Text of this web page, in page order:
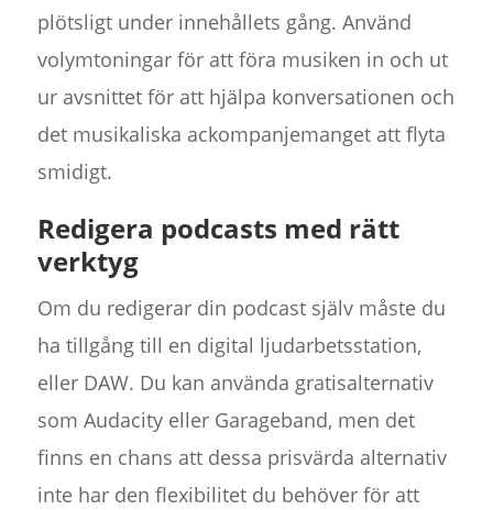
plötsligt under innehållets gång. Använd
volymtoningar för att föra musiken in och ut
ur avsnittet för att hjälpa konversationen och
det musikaliska ackompanjemanget att flyta
smidigt.
Redigera podcasts med rätt
verktyg
Om du redigerar din podcast själv måste du
ha tillgång till en digital ljudarbetsstation,
eller DAW. Du kan använda gratisalternativ
som Audacity eller Garageband, men det
finns en chans att dessa prisvärda alternativ
inte har den flexibilitet du behöver för att